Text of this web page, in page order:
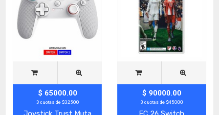
$ 65000.00
3 cuotas de $32500
$ 90000.00
3 cuotas de $45000